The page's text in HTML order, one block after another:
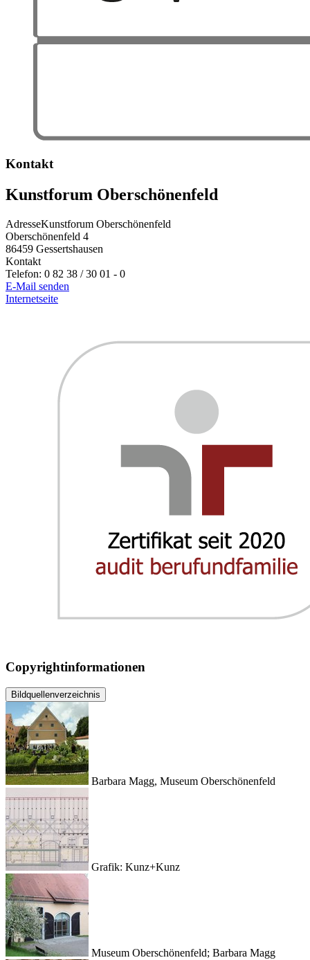
Kontakt
Kunstforum Oberschönenfeld
AdresseKunstforum Oberschönenfeld
Oberschönenfeld 4
86459 Gessertshausen
Kontakt
Telefon: 0 82 38 / 30 01 - 0
E-Mail senden
Internetseite
Copyrightinformationen
Bildquellenverzeichnis
Barbara Magg, Museum Oberschönenfeld
Grafik: Kunz+Kunz
Museum Oberschönenfeld; Barbara Magg